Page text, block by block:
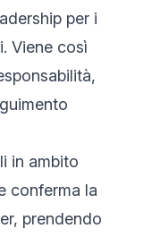
per i
Viene così
in ambito
conferma la
prendendo